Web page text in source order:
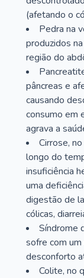
(afetando o
Pedra na
produzidos
região do
pâncreas e
causando
consumo em
agrava a
Cirrose,
longo do
insuficiência
uma
digestão de
cólicas,
Síndrome
sofre com
desconforto
Colite, no